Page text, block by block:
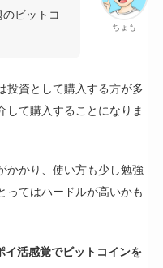
ちょも
ビットコ
投資として購入する方が多
して購入することになりま
かかり、使い方も少し勉強
ってはハードルが高いかも
イ活感覚でビットコインを